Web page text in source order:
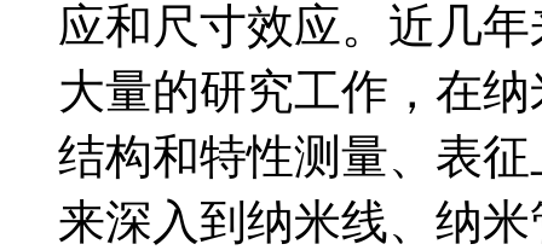
应和尺寸效应。近几
大量的研究工作，在
结构和特性测量、表
来深入到纳米线、纳